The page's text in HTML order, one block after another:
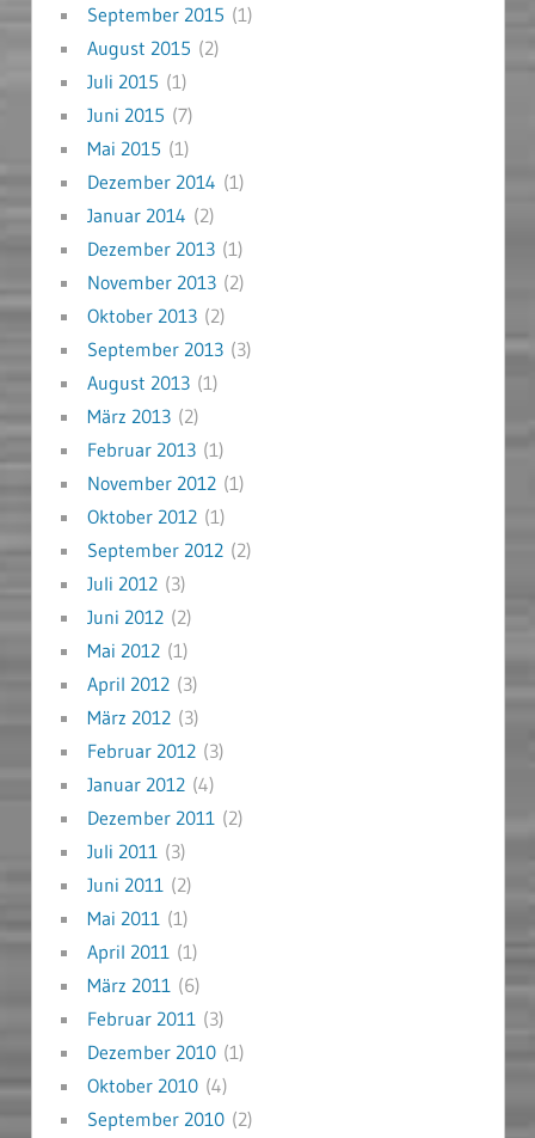
September 2015 (1)
August 2015 (2)
Juli 2015 (1)
Juni 2015 (7)
Mai 2015 (1)
Dezember 2014 (1)
Januar 2014 (2)
Dezember 2013(1)
November 2013(2)
Oktober 2013(2)
September 2013(3)
August 2013(1)
März 2013(2)
Februar 2013(1)
November 2012(1)
Oktober 2012(1)
September 2012(2)
Juli 2012(3)
Juni 2012(2)
Mai 2012(1)
April 2012(3)
März 2012(3)
Februar 2012(3)
Januar 2012(4)
Dezember 2011 (2)
Juli 2011 (3)
Juni 2011 (2)
Mai 2011 (1)
April 2011 (1)
März 2011 (6)
Februar 2011 (3)
Dezember 2010(1)
Oktober 2010(4)
September 2010(2)